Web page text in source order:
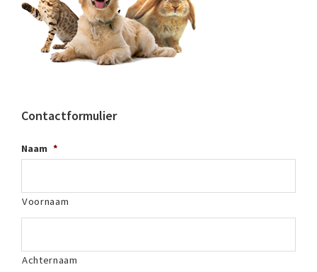
Contactformulier
Naam *
Voornaam
Achternaam